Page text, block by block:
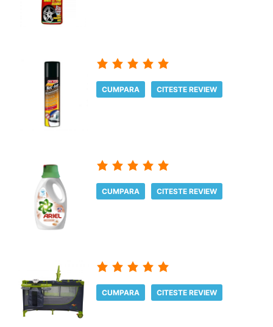
CUMPARA CITESTE REVIEW
CUMPARA CITESTE REVIEW
CUMPARA CITESTE REVIEW